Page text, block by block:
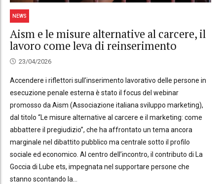
NEWS
Aism e le misure alternative al carcere, il
lavoro come leva di reinserimento
23/04/2026
Accendere i riflettori sull’inserimento lavorativo delle persone in
esecuzione penale esterna è stato il focus del webinar
promosso da Aism (Associazione italiana sviluppo marketing),
dal titolo “Le misure alternative al carcere e il marketing: come
abbattere il pregiudizio”, che ha affrontato un tema ancora
marginale nel dibattito pubblico ma centrale sotto il profilo
sociale ed economico. Al centro dell’incontro, il contributo di La
Goccia di Lube ets, impegnata nel supportare persone che
stanno scontando la...